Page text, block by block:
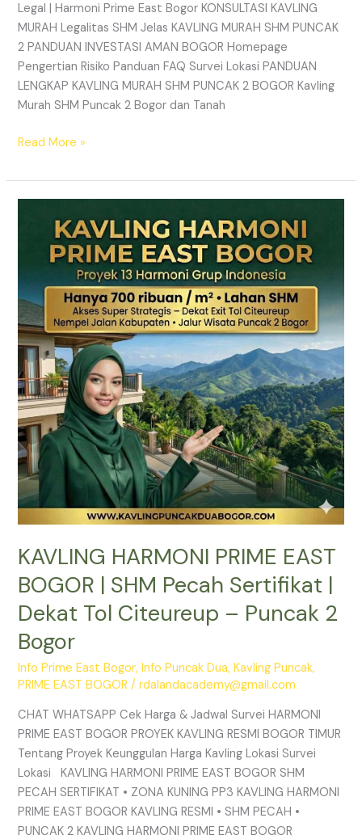
Legal | Harmoni Prime East Bogor KONSULTASI KAVLING
MURAH Legalitas SHM Jelas KAVLING MURAH SHM PUNCAK
2 PANDUAN INVESTASI AMAN BOGOR Homepage
Pengertian Risiko Panduan FAQ Survei Lokasi PANDUAN
LENGKAP KAVLING MURAH SHM PUNCAK 2 BOGOR Kavling
Murah SHM Puncak 2 Bogor dan Tanah
Read More »
KAVLING HARMONI PRIME EAST
BOGOR | SHM Pecah Sertifikat |
Dekat Tol Citeureup – Puncak 2
Bogor
Info Prime East Bogor,Info Puncak Dua,Kavling Puncak,
PRIME EAST BOGOR /rdalandacademy@gmail.com
CHAT WHATSAPP Cek Harga & Jadwal Survei HARMONI
PRIME EAST BOGOR PROYEK KAVLING RESMI BOGOR TIMUR
Tentang Proyek Keunggulan Harga Kavling Lokasi Survei
Lokasi KAVLING HARMONI PRIME EAST BOGOR SHM
PECAH SERTIFIKAT • ZONA KUNING PP3 KAVLING HARMONI
PRIME EAST BOGOR KAVLING RESMI • SHM PECAH •
PUNCAK 2 KAVLING HARMONI PRIME EAST BOGOR
HARMONI
BOGOR
|
SHM
Pecah
Sertifikat
|
Dekat
Tol
Citeureup
–
Puncak
2